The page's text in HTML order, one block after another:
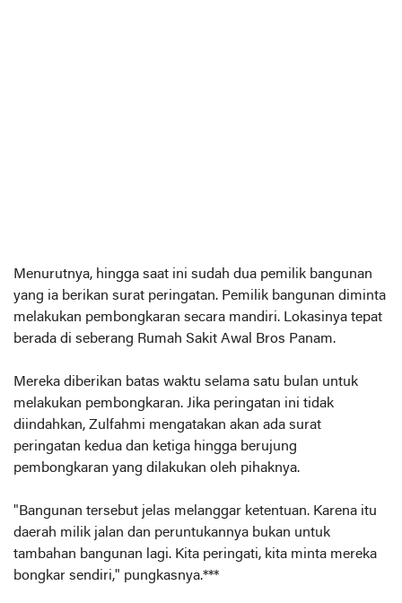
Menurutnya, hingga saat ini sudah dua pemilik bangunan
yang ia berikan surat peringatan. Pemilik bangunan diminta
melakukan pembongkaran secara mandiri. Lokasinya tepat
berada di seberang Rumah Sakit Awal Bros Panam.
Mereka diberikan batas waktu selama satu bulan untuk
melakukan pembongkaran. Jika peringatan ini tidak
diindahkan, Zulfahmi mengatakan akan ada surat
peringatan kedua dan ketiga hingga berujung
pembongkaran yang dilakukan oleh pihaknya.
"Bangunan tersebut jelas melanggar ketentuan. Karena itu
daerah milik jalan dan peruntukannya bukan untuk
tambahan bangunan lagi. Kita peringati, kita minta mereka
bongkar sendiri," pungkasnya.***